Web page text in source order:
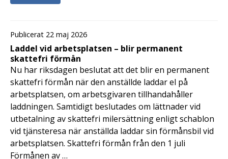
Publicerat 22 maj 2026
Laddel vid arbetsplatsen – blir permanent
skattefri förmån
Nu har riksdagen beslutat att det blir en permanent
skattefri förmån när den anställde laddar el på
arbetsplatsen, om arbetsgivaren tillhandahåller
laddningen. Samtidigt beslutades om lättnader vid
utbetalning av skattefri milersättning enligt schablon
vid tjänsteresa när anställda laddar sin förmånsbil vid
arbetsplatsen. Skattefri förmån från den 1 juli
Förmånen av …